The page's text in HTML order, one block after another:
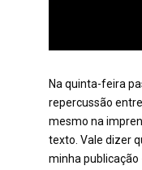
Na quinta-feira
repercussão
mesmo na
texto. Vale dizer
minha publicação